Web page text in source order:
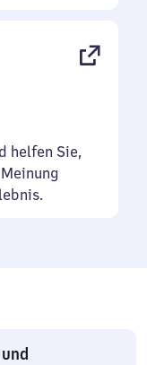
helfen Sie,